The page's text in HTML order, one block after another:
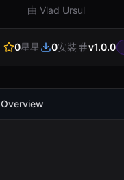
由 Vlad Ursul
0星星 0安裝 v1.0.0
Overview